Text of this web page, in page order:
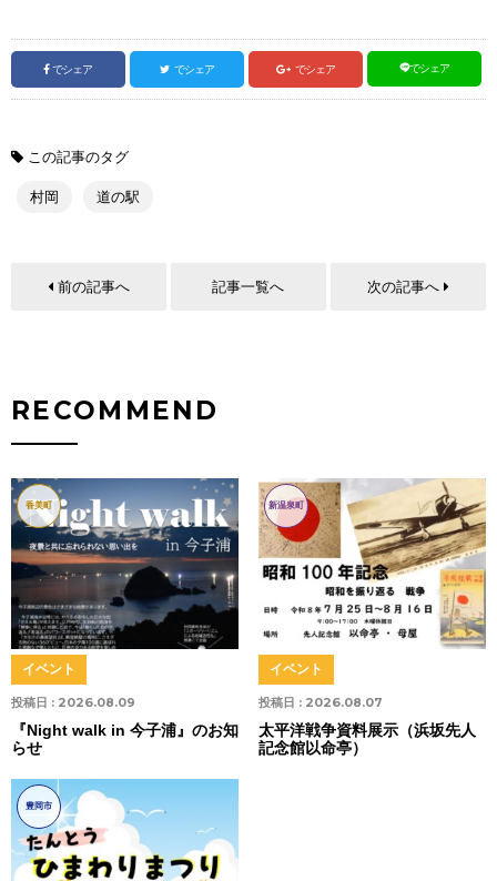
でシェア でシェア でシェア でシェア
この記事のタグ
村岡 道の駅
前の記事へ 記事一覧へ 次の記事へ
RECOMMEND
香美町
投稿日 : 2026.08.09
イベント
『Night walk in 今子浦』のお知
らせ
新温泉町
投稿日 : 2026.08.07
イベント
太平洋戦争資料展示（浜坂先人
記念館以命亭）
豊岡市